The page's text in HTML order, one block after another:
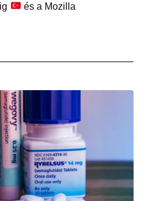
és a Mozilla